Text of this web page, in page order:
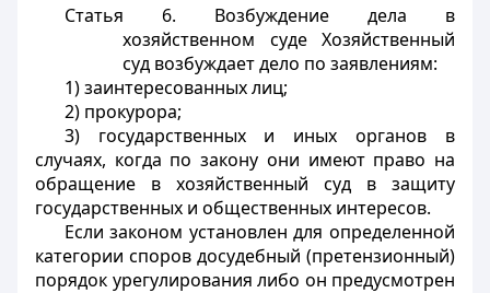
Статья 6. Возбуждение дела в
хозяйственном суде Хозяйственный
суд возбуждает дело по заявлениям:
1) заинтересованных лиц;
2) прокурора;
3) государственных и иных органов в
случаях, когда по закону они имеют право на
обращение в хозяйственный суд в защиту
государственных и общественных интересов.
Если законом установлен для определенной
категории споров досудебный (претензионный)
порядок урегулирования либо он предусмотрен